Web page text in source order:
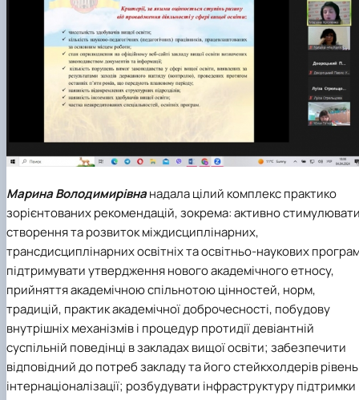
Марина Володимирівнанадала цілий комплекс практико
зорієнтованих рекомендацій, зокрема: активно
створення та розвиток міждисциплінарних,
трансдисциплінарних освітніх та освітньо-наукових
підтримувати утвердження нового академічного етносу,
прийняття академічною спільнотою цінностей, норм,
традицій, практик академічної доброчесності, побудову
внутрішніх механізмів і процедур протидії девіантній
суспільній поведінці в закладах вищої освіти; забезпечити
відповідний до потреб закладу та його стейкхолдерів рівень
інтернаціоналізації; розбудувати інфраструктуру підтримки